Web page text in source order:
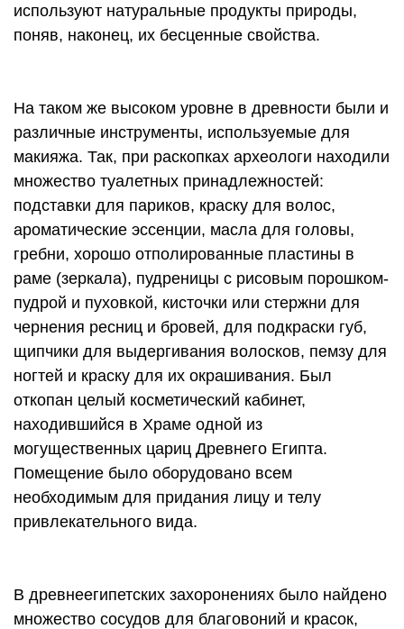
используют натуральные продукты природы,
поняв, наконец, их бесценные свойства.
На таком же высоком уровне в древности были и
различные инструменты, используемые для
макияжа. Так, при раскопках археологи находили
множество туалетных принадлежностей:
подставки для париков, краску для волос,
ароматические эссенции, масла для головы,
гребни, хорошо отполированные пластины в
раме (зеркала), пудреницы с рисовым порошком-
пудрой и пуховкой, кисточки или стержни для
чернения ресниц и бровей, для подкраски губ,
щипчики для выдергивания волосков, пемзу для
ногтей и краску для их окрашивания. Был
откопан целый косметический кабинет,
находившийся в Храме одной из
могущественных цариц Древнего Египта.
Помещение было оборудовано всем
необходимым для придания лицу и телу
привлекательного вида.
В древнеегипетских захоронениях было найдено
множество сосудов для благовоний и красок,